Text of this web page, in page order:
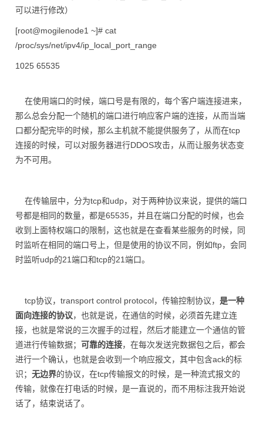
可以进行修改）
[root@mogilenode1 ~]# cat
/proc/sys/net/ipv4/ip_local_port_range
1025 65535
在使用端口的时候，端口号是有限的，每个客户端连接进来，
那么总会分配一个随机的端口进行响应客户端的连接，从而当端
口都分配完毕的时候，那么主机就不能提供服务了，从而在tcp
连接的时候，可以对服务器进行DDOS攻击，从而让服务状态变
为不可用。
在传输层中，分为tcp和udp，对于两种协议来说，提供的端口
号都是相同的数量，都是65535，并且在端口分配的时候，也会
收到上面特权端口的限制，这也就是在查看某些服务的时候，同
时监听在相同的端口号上，但是使用的协议不同，例如ftp，会同
时监听udp的21端口和tcp的21端口。
tcp协议，transport control protocol，传输控制协议， 是一种
面向连接的协议，也就是说，在通信的时候，必须首先建立连
接，也就是常说的三次握手的过程，然后才能建立一个通信的管
道进行传输数据； 可靠的连接，在每次发送完数据包之后，都会
进行一个确认，也就是会收到一个响应报文，其中包含ack的标
识； 无边界的协议，在tcp传输报文的时候，是一种流式报文的
传输，就像在打电话的时候，是一直说的，而不用标注我开始说
话了，结束说话了。